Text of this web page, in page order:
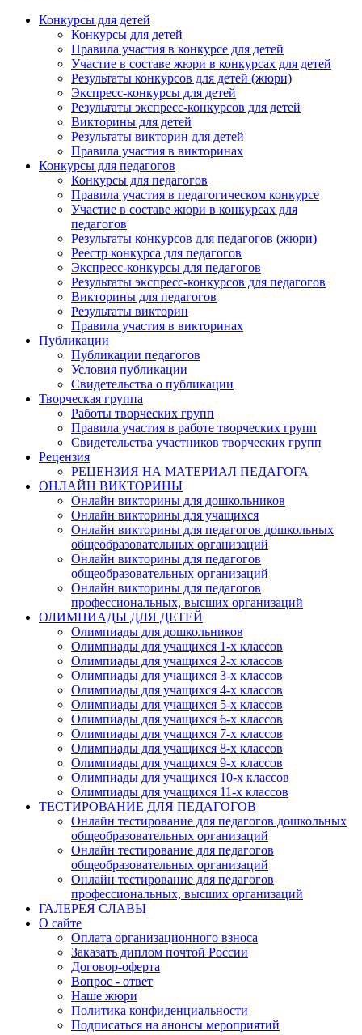
Конкурсы для детей
Конкурсы для детей
Правила участия в конкурсе для детей
Участие в составе жюри в конкурсах для детей
Результаты конкурсов для детей (жюри)
Экспресс-конкурсы для детей
Результаты экспресс-конкурсов для детей
Викторины для детей
Результаты викторин для детей
Правила участия в викторинах
Конкурсы для педагогов
Конкурсы для педагогов
Правила участия в педагогическом конкурсе
Участие в составе жюри в конкурсах для
педагогов
Результаты конкурсов для педагогов (жюри)
Реестр конкурса для педагогов
Экспресс-конкурсы для педагогов
Результаты экспресс-конкурсов для педагогов
Викторины для педагогов
Результаты викторин
Правила участия в викторинах
Публикации
Публикации педагогов
Условия публикации
Свидетельства о публикации
Творческая группа
Работы творческих групп
Правила участия в работе творческих групп
Свидетельства участников творческих групп
Рецензия
РЕЦЕНЗИЯ НА МАТЕРИАЛ ПЕДАГОГА
ОНЛАЙН ВИКТОРИНЫ
Онлайн викторины для дошкольников
Онлайн викторины для учащихся
Онлайн викторины для педагогов дошкольных
общеобразовательных организаций
Онлайн викторины для педагогов
общеобразовательных организаций
Онлайн викторины для педагогов
профессиональных, высших организаций
ОЛИМПИАДЫ ДЛЯ ДЕТЕЙ
Олимпиады для дошкольников
Олимпиады для учащихся 1-х классов
Олимпиады для учащихся 2-х классов
Олимпиады для учащихся 3-х классов
Олимпиады для учащихся 4-х классов
Олимпиады для учащихся 5-х классов
Олимпиады для учащихся 6-х классов
Олимпиады для учащихся 7-х классов
Олимпиады для учащихся 8-х классов
Олимпиады для учащихся 9-х классов
Олимпиады для учащихся 10-х классов
Олимпиады для учащихся 11-х классов
ТЕСТИРОВАНИЕ ДЛЯ ПЕДАГОГОВ
Онлайн тестирование для педагогов дошкольных
общеобразовательных организаций
Онлайн тестирование для педагогов
общеобразовательных организаций
Онлайн тестирование для педагогов
профессиональных, высших организаций
ГАЛЕРЕЯ СЛАВЫ
О сайте
Оплата организационного взноса
Заказать диплом почтой России
Договор-оферта
Вопрос - ответ
Наше жюри
Политика конфиденциальности
Подписаться на анонсы мероприятий
Анонсы конкурсов
Подпишитесь на анонсы сегодня и узнавайте
о самом важном.
Email
Организация
Подписаться
Нажимая на кнопку, вы даете согласие на обработку своих
данных согласно 152-ФЗ.Подробнее